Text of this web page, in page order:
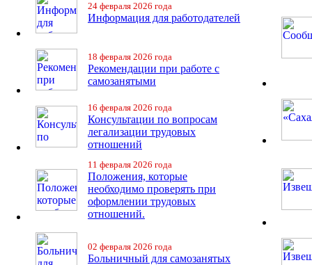
24 февраля 2026 года
Информация для работодателей
18 февраля 2026 года
Рекомендации при работе с
самозанятыми
16 февраля 2026 года
Консультации по вопросам
легализации трудовых
отношений
11 февраля 2026 года
Положения, которые
необходимо проверять при
оформлении трудовых
отношений.
02 февраля 2026 года
Больничный для самозанятых